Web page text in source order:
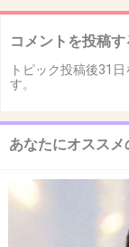
コメントを投稿す
トピック投稿後31
す。
あなたにオススメ